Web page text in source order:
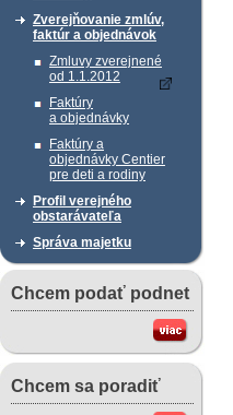
Zverejňovanie zmlúv,
faktúr a objednávok
Zmluvy zverejnené
od 1.1.2012
Faktúry
a objednávky
Faktúry a
objednávky Centier
pre deti a rodiny
Profil verejného
obstarávateľa
Správa majetku
Chcem podať podnet
Chcem sa poradiť